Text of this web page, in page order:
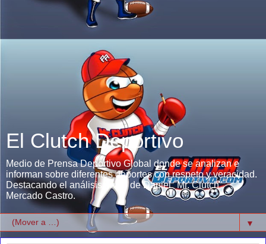
El Clutch Deportivo
Medio de Prensa Deportivo Global donde se analizan e
informan sobre diferentes deportes con respeto y veracidad.
Destacando el análisis único de Daniel "Mr. Clutch"
Mercado Castro.
▼